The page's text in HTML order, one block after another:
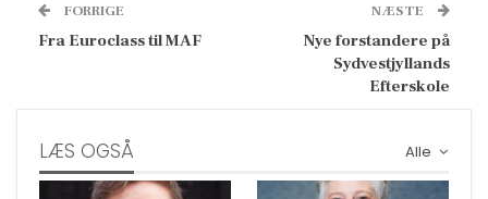
FORRIGE
Fra Euroclass til MAF
NÆSTE
Nye forstandere på
Sydvestjyllands
Efterskole
Alle
LÆS OGSÅ